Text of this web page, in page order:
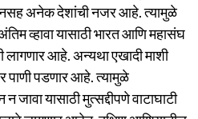
अनेक देशांची नजर आहे. त्यामुळे
व्हावा यासाठी भारत आणि महासंघ
लागणार आहे. अन्यथा एखादी माशी
पाणी पडणार आहे. त्यामुळे
जावा यासाठी मुत्सद्दीपणे वाटाघाटी